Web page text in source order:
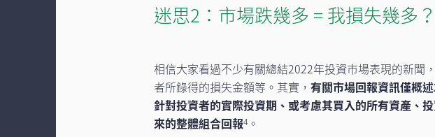
迷思2：市場跌幾多 = 我損失幾多？
相信大家看過不少有關總結2022年投資市場表現的新聞
者所錄得的損失金額等。其實，有關市場回報資訊僅概
針對投資者的實際投資期、或考慮其買入的所有資產、
來的整體組合回報4 。